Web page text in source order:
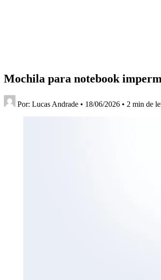
Mochila para notebook
Por: Lucas Andrade • 18/06/2026 • 2 min de